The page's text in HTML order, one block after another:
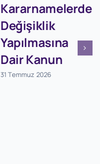
Kararnamelerde
Değişiklik
Yapılmasına
Dair Kanun
31 Temmuz 2026